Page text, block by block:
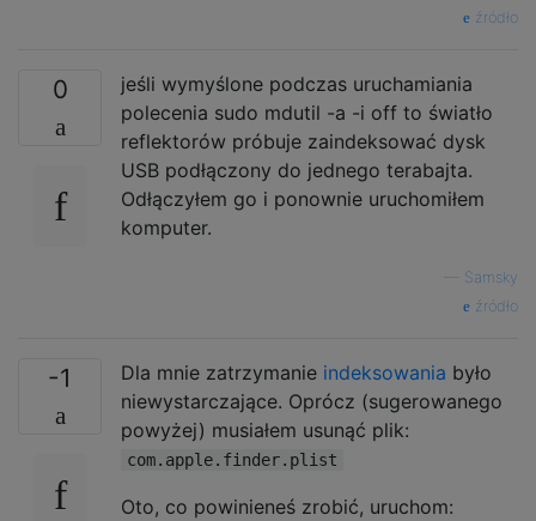
źródło
0
jeśli wymyślone podczas uruchamiania
polecenia sudo mdutil -a -i off to światło
reflektorów próbuje zaindeksować dysk
USB podłączony do jednego terabajta.
Odłączyłem go i ponownie uruchomiłem
komputer.
Samsky
źródło
-1 Dla mnie zatrzymanie indeksowania było
niewystarczające. Oprócz (sugerowanego
powyżej) musiałem usunąć plik:
com.apple.finder.plist
Oto, co powinieneś zrobić, uruchom: